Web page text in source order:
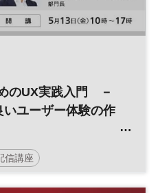
のUX実践入門 －
いユーザー体験の作
テリジェンス協会×
信講座